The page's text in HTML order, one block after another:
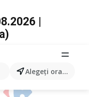
Alegeţi oraşul
|